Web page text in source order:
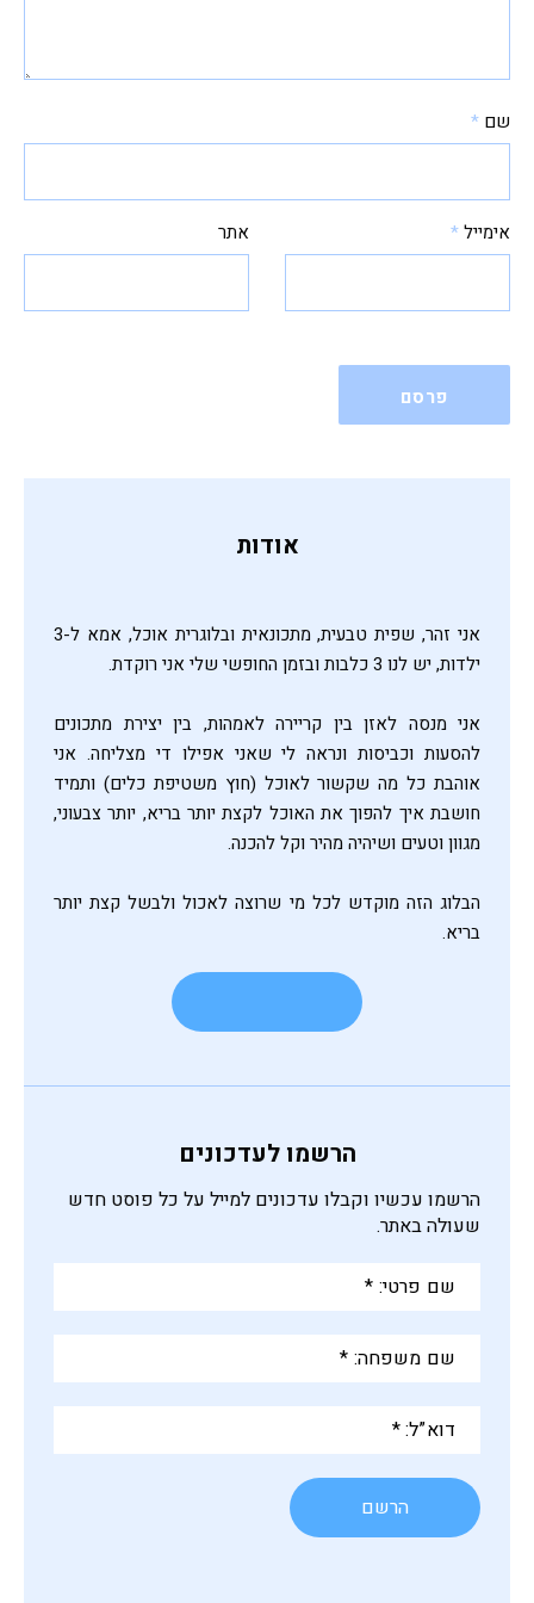
שם *
אימייל* אתר
אודות
אני זהר, שפית טבעית, מתכונאית ובלוגרית אוכל, אמא ל-3
ילדות, יש לנו 3 כלבות ובזמן החופשי שלי אני רוקדת.
אני מנסה לאזן בין קריירה לאמהות, בין יצירת מתכונים
להסעות וכביסות ונראה לי שאני אפילו די מצליחה. אני
אוהבת כל מה שקשור לאוכל (חוץ משטיפת כלים) ותמיד
חושבת איך להפוך את האוכל לקצת יותר בריא, יותר צבעוני,
מגוון וטעים ושיהיה מהיר וקל להכנה.
הבלוג הזה מוקדש לכל מי שרוצה לאכול ולבשל קצת יותר
בריא.
הרשמו לעדכונים
הרשמו עכשיו וקבלו עדכונים למייל על כל פוסט חדש
שעולה באתר.
שם
פרטי:
*
שם
משפחה:
*
דוא”ל: